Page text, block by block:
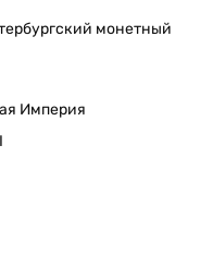
монетный
Империя